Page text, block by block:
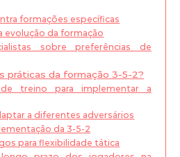
formações específicas
da formação
sobre preferências de
práticas da formação 3-5-2?
treino para implementar a
a diferentes adversários
da 3-5-2
para flexibilidade tática